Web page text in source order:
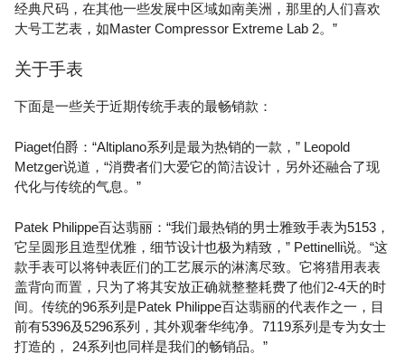
经典尺码，在其他一些发展中区域如南美洲，那里的人们喜欢
大号工艺表，如Master Compressor Extreme Lab 2。”
关于手表
下面是一些关于近期传统手表的最畅销款：
Piaget伯爵：“Altiplano系列是最为热销的一款，” Leopold
Metzger说道，“消费者们大爱它的简洁设计，另外还融合了现
代化与传统的气息。”
Patek Philippe百达翡丽：“我们最热销的男士雅致手表为5153，
它呈圆形且造型优雅，细节设计也极为精致，” Pettinelli说。“这
款手表可以将钟表匠们的工艺展示的淋漓尽致。它将猎用表表
盖背向而置，只为了将其安放正确就整整耗费了他们2-4天的时
间。传统的96系列是Patek Philippe百达翡丽的代表作之一，目
前有5396及5296系列，其外观奢华纯净。7119系列是专为女士
打造的， 24系列也同样是我们的畅销品。”